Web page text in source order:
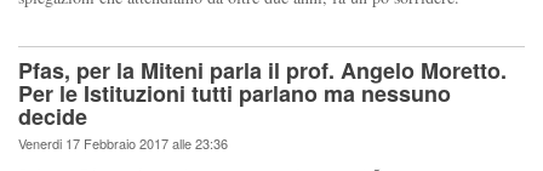
Pfas, per la Miteni parla il prof. Angelo Moretto.
Per le Istituzioni tutti parlano ma nessuno
decide
Venerdi 17 Febbraio 2017 alle 23:36